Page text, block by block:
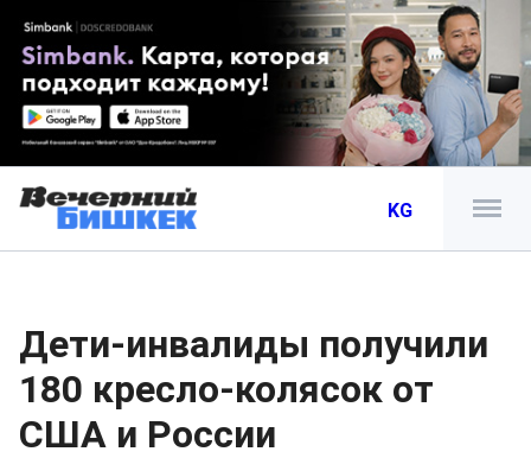
KG
Дети-инвалиды получили
180 кресло-колясок от
США и России